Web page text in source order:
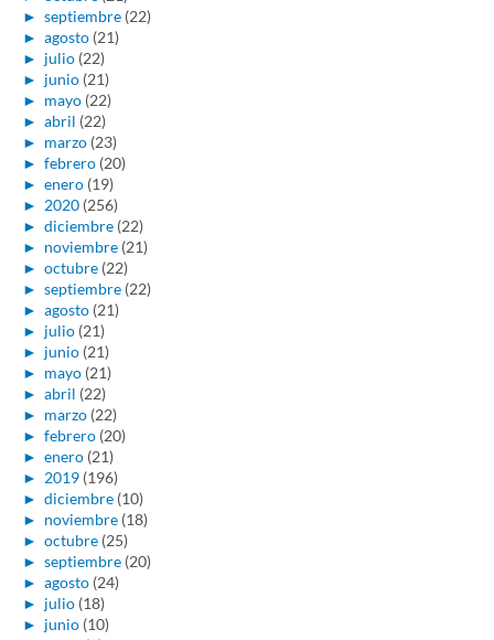
► septiembre (22)
► agosto (21)
► julio (22)
► junio (21)
► mayo (22)
► abril (22)
► marzo (23)
► febrero (20)
► enero (19)
► 2020 (256)
► diciembre (22)
► noviembre (21)
► octubre (22)
► septiembre (22)
► agosto (21)
► julio (21)
► junio (21)
► mayo (21)
► abril (22)
► marzo (22)
► febrero (20)
► enero (21)
► 2019 (196)
► diciembre (10)
► noviembre (18)
► octubre (25)
► septiembre (20)
► agosto (24)
► julio (18)
► junio (10)